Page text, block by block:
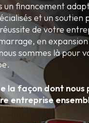
un financement
et un soutien
de votre
en expansion
sommes là pour
la façon dont nous
entreprise